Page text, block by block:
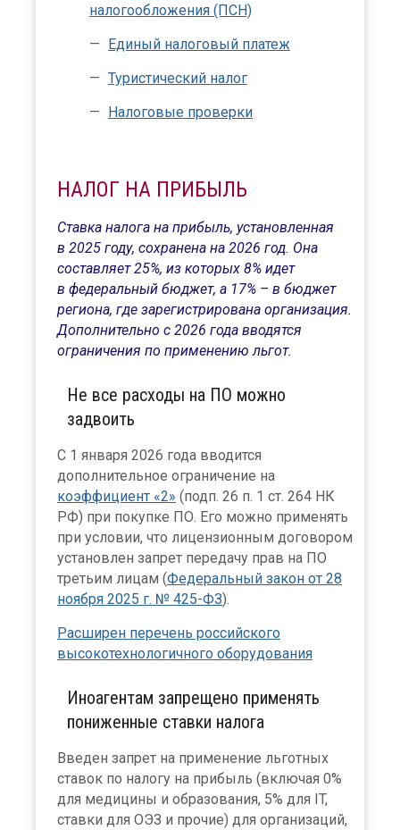
налогообложения (ПСН)
Единый налоговый платеж
Туристический налог
Налоговые проверки
НАЛОГ НА ПРИБЫЛЬ
Ставка налога на прибыль, установленная
в 2025 году, сохранена на 2026 год. Она
составляет 25%, из которых 8% идет
в федеральный бюджет, а 17% – в бюджет
региона, где зарегистрирована организация.
Дополнительно с 2026 года вводятся
ограничения по применению льгот.
Не все расходы на ПО можно
задвоить
С 1 января 2026 года вводится
дополнительное ограничение на
коэффициент «2» (подп. 26 п. 1 ст. 264 НК
РФ) при покупке ПО. Его можно применять
при условии, что лицензионным договором
установлен запрет передачу прав на ПО
третьим лицам (Федеральный закон от 28
ноября 2025 г. № 425-ФЗ).
Расширен перечень российского
высокотехнологичного оборудования
Иноагентам запрещено применять
пониженные ставки налога
Введен запрет на применение льготных
ставок по налогу на прибыль (включая 0%
для медицины и образования, 5% для IT,
ставки для ОЭЗ и прочие) для организаций,